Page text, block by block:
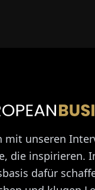
mit unseren
die inspirieren.
dafür